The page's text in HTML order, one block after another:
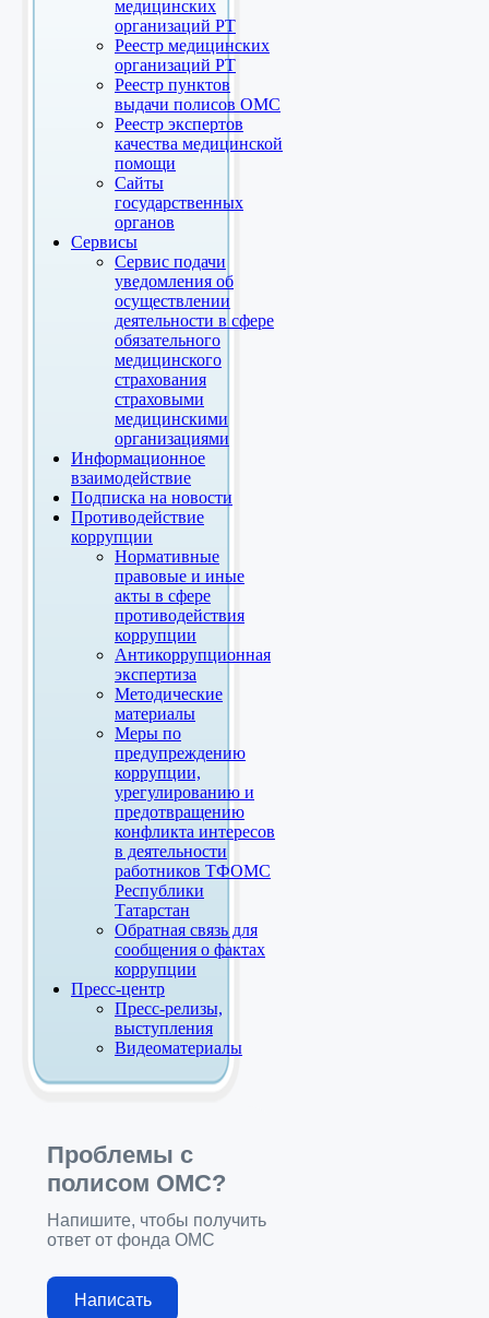
медицинских
организаций РТ
Реестр медицинских
организаций РТ
Реестр пунктов
выдачи полисов ОМС
Реестр экспертов
качества медицинской
помощи
Сайты
государственных
органов
Сервисы
Сервис подачи
уведомления об
осуществлении
деятельности в сфере
обязательного
медицинского
страхования
страховыми
медицинскими
организациями
Информационное
взаимодействие
Подписка на новости
Противодействие
коррупции
Нормативные
правовые и иные
акты в сфере
противодействия
коррупции
Антикоррупционная
экспертиза
Методические
материалы
Меры по
предупреждению
коррупции,
урегулированию и
предотвращению
конфликта интересов
в деятельности
работников ТФОМС
Республики
Татарстан
Обратная связь для
сообщения о фактах
коррупции
Пресс-центр
Пресс-релизы,
выступления
Видеоматериалы
Проблемы с
полисом ОМС?
Напишите, чтобы получить
ответ от фонда ОМС
Написать